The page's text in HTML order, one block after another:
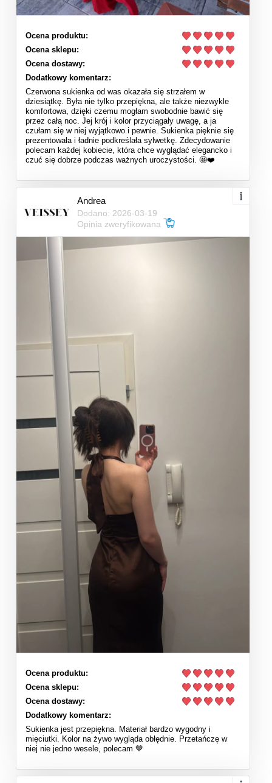
Ocena produktu:
Ocena sklepu:
Ocena dostawy:
Dodatkowy komentarz:
Czerwona sukienka od was okazała się strzałem w
dziesiątkę. Była nie tylko przepiękna, ale także niezwykle
komfortowa, dzięki czemu mogłam swobodnie bawić się
przez całą noc. Jej krój i kolor przyciągały uwagę, a ja
czułam się w niej wyjątkowo i pewnie. Sukienka pięknie się
prezentowała i ładnie podkreślała sylwetkę. Zdecydowanie
polecam każdej kobiecie, która chce wyglądać elegancko i
czuć się dobrze podczas ważnych uroczystości. 🤩❤️
Andrea
Dodano: 2026-03-19
Opinia zweryfikowana
Ocena produktu:
Ocena sklepu:
Ocena dostawy:
Dodatkowy komentarz:
Sukienka jest przepiękna. Materiał bardzo wygodny i
mięciutki. Kolor na żywo wygląda obłędnie. Przetańczę w
niej nie jedno wesele, polecam 🤎